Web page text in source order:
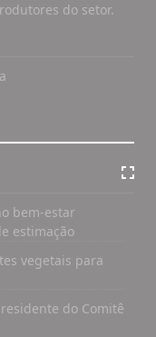
do setor.
bem-estar
estimação
vegetais para
do Comitê